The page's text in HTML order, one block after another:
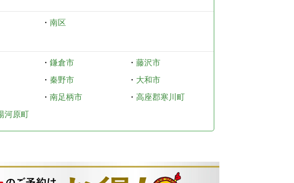
・ 南区
・ 鎌倉市 ・ 藤沢市
・ 秦野市 ・ 大和市
・ 南足柄市 ・ 高座郡寒川町
河原町